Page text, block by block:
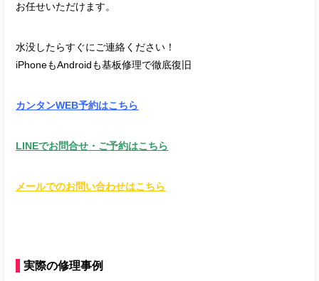
お任せいただけます。
水没したらすぐにご連絡ください！
iPhoneもAndroidも基板修理で徹底復旧
カンタンWEB予約はこちら
LINEでお問合せ・ご予約はこちら
メールでのお問い合わせはこちら
実際の修理事例